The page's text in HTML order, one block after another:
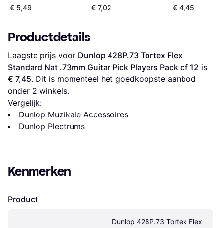
€ 5,49
€ 7,02
€ 4,45
Productdetails
Laagste prijs voor Dunlop 428P.73 Tortex Flex
Standard Nat .73mm Guitar Pick Players Pack of 12
€ 7,45. Dit is momenteel het goedkoopste aanbod
onder 2 winkels.
Vergelijk:
Dunlop Muzikale Accessoires
Dunlop Plectrums
Kenmerken
Product
Dunlop 428P.73 Tortex Flex